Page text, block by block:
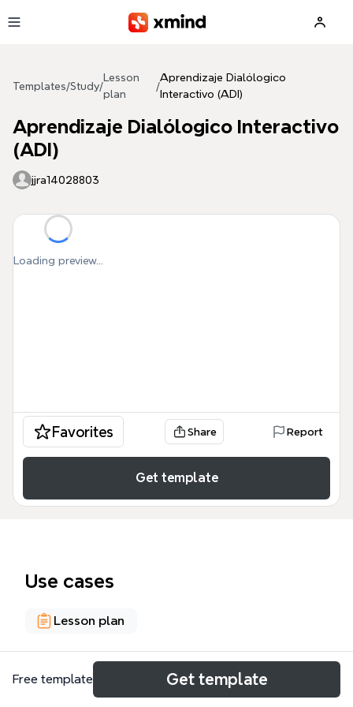
Templates/Study/
Lesson
plan
/
Aprendizaje Dialólogico
Interactivo (ADI)
Aprendizaje Dialólogico Interactivo
(ADI)
jjra14028803
Loading preview...
Favorites Share Report
Get template
Use cases
Lesson plan
About
Free template Get template